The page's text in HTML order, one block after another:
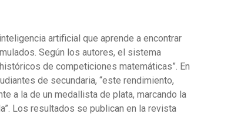
artificial que aprende a encontrar
Según los autores, el sistema
de competiciones matemáticas”. En
de secundaria, “este rendimiento,
a la de un medallista de plata, marcando la
Los resultados se publican en la revista